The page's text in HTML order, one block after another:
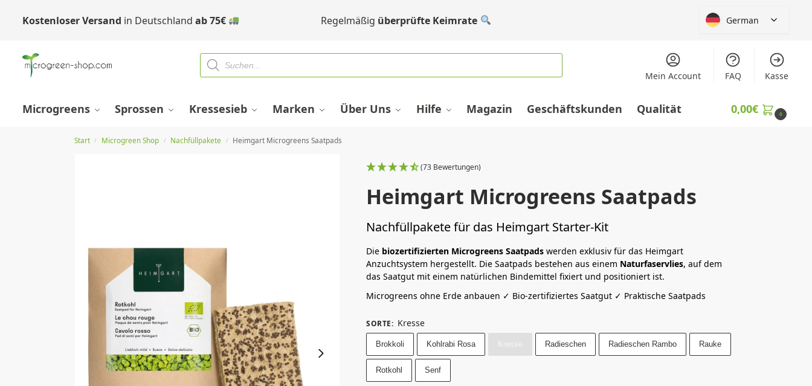
Kostenloser Versand in Deutschland ab75€ Regelmäßig überprüfte Keimrate German
Mein Account FAQ Kasse
Microgreens Sprossen Kressesieb Marken Über Uns Hilfe Magazin Geschäftskunden Qualität 0,00€ 0
Start / Microgreen Shop / Nachfüllpakete / Heimgart Microgreens Saatpads
(73 Bewertungen)
Heimgart Microgreens Saatpads
Nachfüllpakete für das Heimgart Starter-Kit
Die biozertifizierten Microgreens Saatpads werden exklusiv für das Heimgart
Anzuchtsystem hergestellt. Die Saatpads bestehen aus einem Naturfaservlies, auf dem
das Saatgut mit einem natürlichen Bindemittel fixiert und positioniert ist.
Microgreens ohne Erde anbauen ✓ Bio-zertifiziertes Saatgut ✓ Praktische Saatpads
SORTE: Kresse
Brokkoli Kohlrabi Rosa Kresse Radieschen Radieschen Rambo Rauke
Rotkohl Senf